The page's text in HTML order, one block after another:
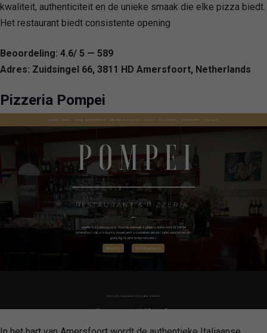
kwaliteit, authenticiteit en de unieke smaak die elke pizza biedt.
Het restaurant biedt consistente opening
Beoordeling: 4.6/ 5 — 589
Adres: Zuidsingel 66, 3811 HD Amersfoort, Netherlands
Pizzeria Pompei